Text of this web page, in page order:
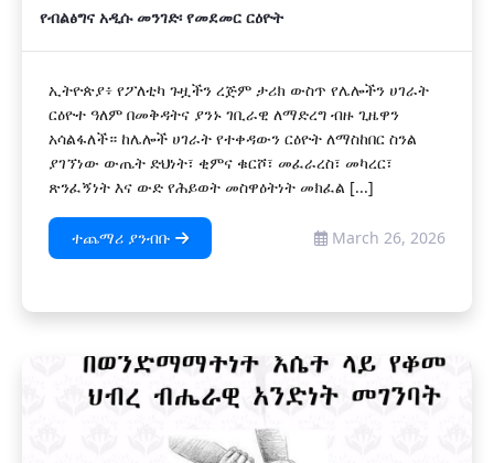
የብልፅግና አዲሱ መንገድ፡ የመደመር ርዕዮት
ኢትዮጵያ፥ የፖለቲካ ጉዟችን ረጅም ታሪክ ውስጥ የሌሎችን ሀገራት
ርዕዮተ ዓለም በመቅዳትና ያንኑ ገቢራዊ ለማድረግ ብዙ ጊዜዋን
አሳልፋለች። ከሌሎች ሀገራት የተቀዳውን ርዕዮት ለማስከበር ስንል
ያገኘነው ውጤት ድህነት፣ ቂምና ቁርሾ፣ መፈራረስ፣ መካረር፣
ጽንፈኝነት እና ውድ የሕይወት መስዋዕትነት መክፈል [...]
ተጨማሪ ያንብቡ March 26, 2026